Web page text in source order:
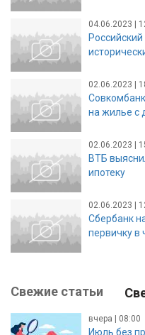
04.06.2023 |
02.06.2023 |
на жилье с
02.06.2023 |
ВТБ
ипотеку
02.06.2023 |
Сбербанк
первичку в
Свежие статьи
вчера | 08:00
Июль без